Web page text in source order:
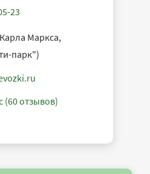
23
Маркса,
парк")
(60 отзывов)